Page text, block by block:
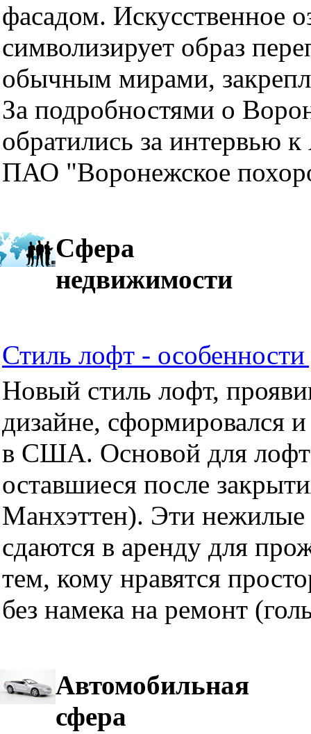
фасадом. Искусственное
символизирует образ
обычным мирами,
За подробностями о
обратились за интервью
ПАО "Воронежское
Сфера
недвижимости
Стиль лофт -
Новый стиль лофт,
дизайне, сформировался
в США. Основой для
оставшиеся после
Манхэттен). Эти нежилые
сдаются в аренду для
тем, кому нравятся
без намека на ремонт
Автомобильная
сфера